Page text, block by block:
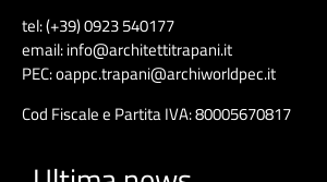
tel: (+39) 0923 540177
email: info@architettitrapani.it
PEC: oappc.trapani@archiworldpec.it
Cod Fiscale e Partita IVA: 80005670817